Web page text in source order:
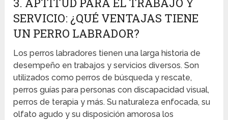
SERVICIO: ¿QUÉ VENTAJAS TIENE
UN PERRO LABRADOR?
Los perros labradores tienen una larga historia de
desempeño en trabajos y servicios diversos. Son
utilizados como perros de búsqueda y rescate,
perros guías para personas con discapacidad visual,
perros de terapia y más. Su naturaleza enfocada, su
olfato agudo y su disposición amorosa los